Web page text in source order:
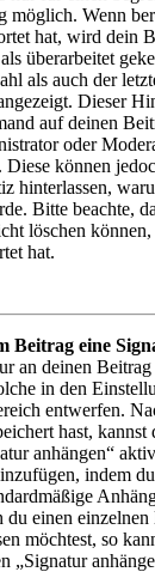
möglich. Wenn
hat, wird dein
überarbeitet
als auch der
Dieser
auf deinen
oder
Diese können
hinterlassen,
Bitte beachte,
löschen
hat.
Beitrag eine
an deinen
in den
entwerfen.
hast,
anhängen“
indem
du einen
möchtest, so
„Signatur